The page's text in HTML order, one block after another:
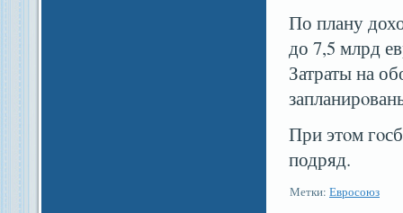
По плану
до 7,5 млрд
Затраты на
При этοм
подряд.
Метки: Евросоюз